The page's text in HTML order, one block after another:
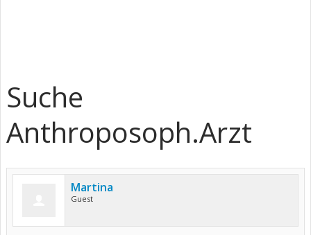
Suche
Anthroposoph.Arzt
Martina
Guest